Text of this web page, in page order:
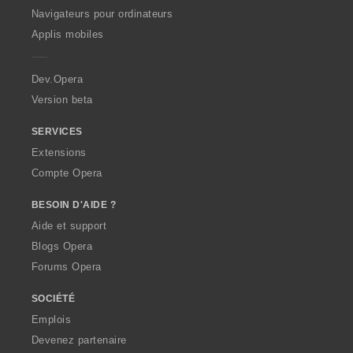
O
p
a
Navigateurs pour ordinateurs
Applis mobiles
Dev.Opera
Version beta
SERVICES
Extensions
Compte Opera
BESOIN D'AIDE ?
Aide et support
Blogs Opera
Forums Opera
SOCIÉTÉ
Emplois
Devenez partenaire